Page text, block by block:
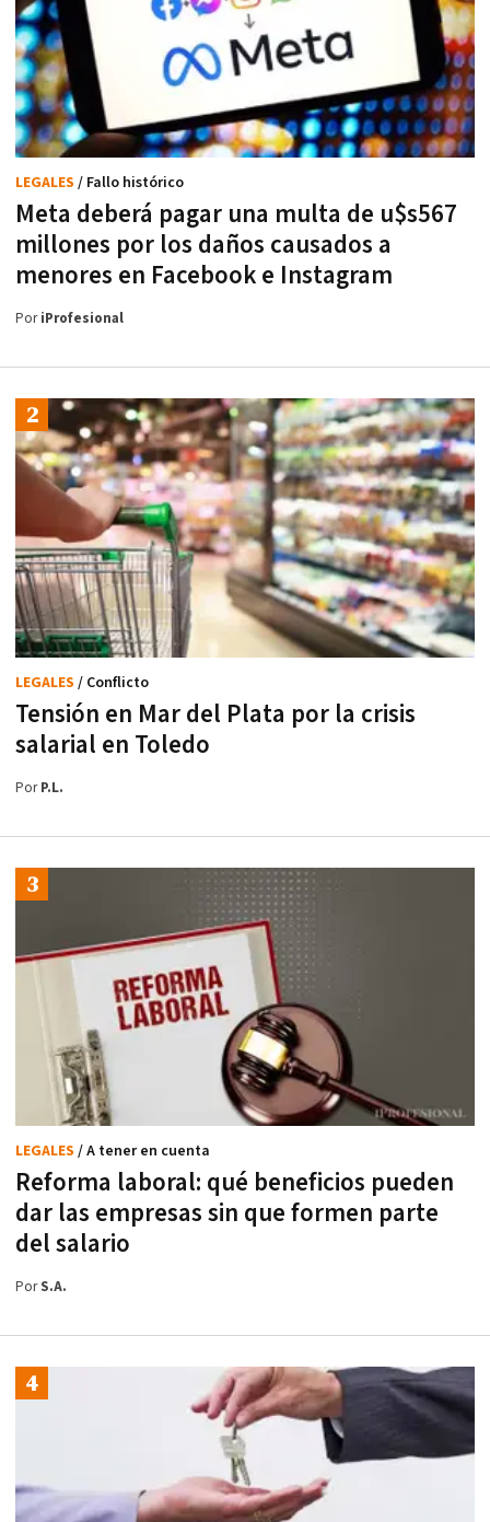
Meta deberá pagar una multa de u$s567
millones por los daños causados a
menores en Facebook e Instagram
LEGALES / Fallo histórico
PoriProfesional
Tensión en Mar del Plata por la crisis
salarial en Toledo
LEGALES / Conflicto
PorP.L.
Reforma laboral: qué beneficios pueden
dar las empresas sin que formen parte
del salario
LEGALES / A tener en cuenta
PorS.A.